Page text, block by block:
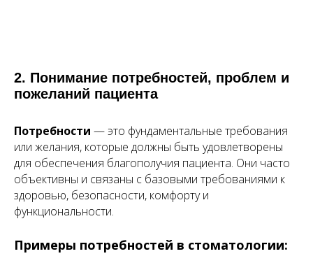
2. Понимание потребностей, проблем и
пожеланий пациента
Потребности — это фундаментальные требования
или желания, которые должны быть удовлетворены
для обеспечения благополучия пациента. Они часто
объективны и связаны с базовыми требованиями к
здоровью, безопасности, комфорту и
функциональности.
Примеры потребностей в стоматологии: